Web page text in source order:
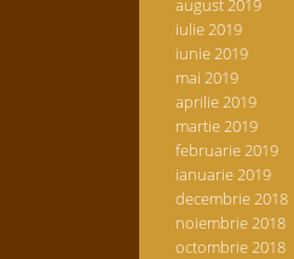
august 2019
iulie 2019
iunie 2019
mai 2019
aprilie 2019
martie 2019
februarie 2019
ianuarie 2019
decembrie 2018
noiembrie 2018
octombrie 2018